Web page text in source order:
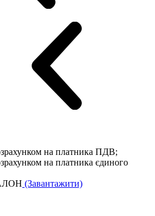
на платника ПДВ;
на платника єдиного
(Завантажити)